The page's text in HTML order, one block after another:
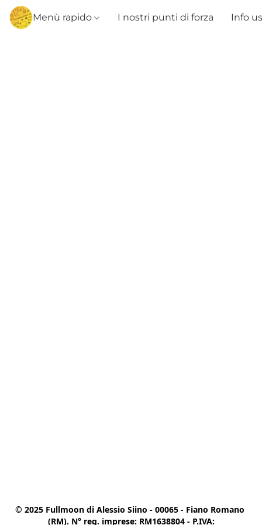
Menù rapido I nostri punti di forza Info
© 2025 Fullmoon di Alessio Siino - 00065 - Fiano Romano
(RM). N° reg. imprese: RM1638804 - P.IVA: